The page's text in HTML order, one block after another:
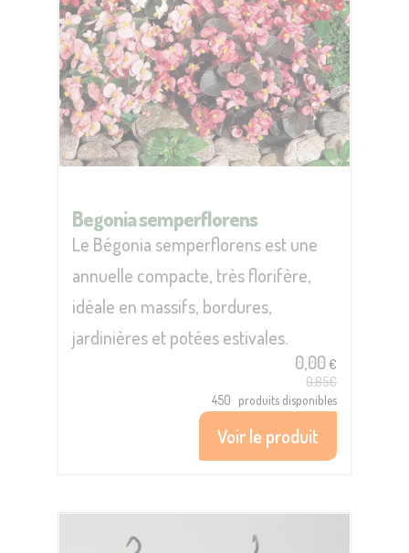
Begonia semperflorens
Le Bégonia semperflorens est une
annuelle compacte, très florifère,
idéale en massifs, bordures,
jardinières et potées estivales.
0,00€
0,85€
450 produits disponibles
Voir le produit